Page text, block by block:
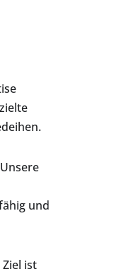
und
ist